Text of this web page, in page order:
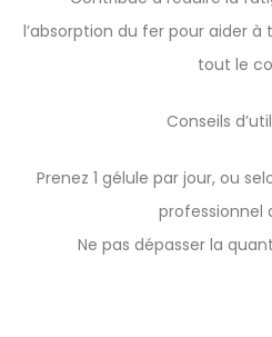
l’absorption du fer pour aider à
tout le
Conseils
Prenez 1 gélule par jour, ou
professionnel
Ne pas dépasser la